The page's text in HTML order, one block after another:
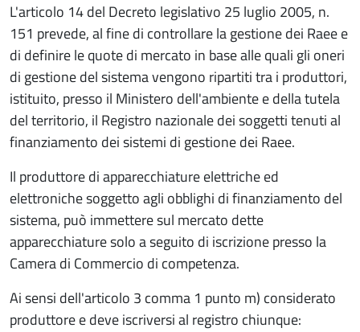
L'articolo 14 del Decreto legislativo 25 luglio 2005, n.
151 prevede, al fine di controllare la gestione dei Raee e
di definire le quote di mercato in base alle quali gli oneri
di gestione del sistema vengono ripartiti tra i produttori,
istituito, presso il Ministero dell'ambiente e della tutela
del territorio, il Registro nazionale dei soggetti tenuti al
finanziamento dei sistemi di gestione dei Raee.
Il produttore di apparecchiature elettriche ed
elettroniche soggetto agli obblighi di finanziamento del
sistema, può immettere sul mercato dette
apparecchiature solo a seguito di iscrizione presso la
Camera di Commercio di competenza.
Ai sensi dell'articolo 3 comma 1 punto m) considerato
produttore e deve iscriversi al registro chiunque: